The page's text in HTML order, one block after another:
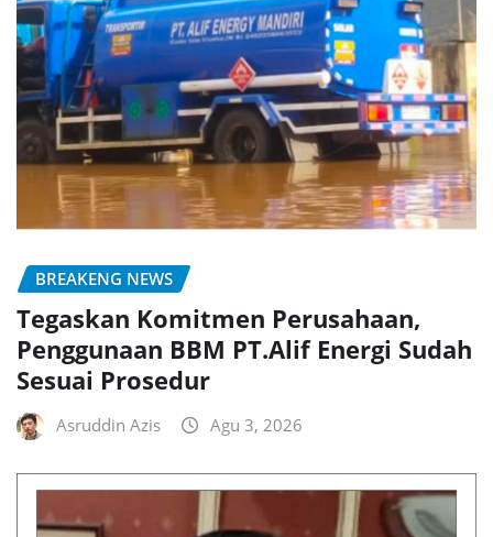
BREAKENG NEWS
Tegaskan Komitmen Perusahaan,
Penggunaan BBM PT.Alif Energi Sudah
Sesuai Prosedur
Asruddin Azis Agu 3, 2026